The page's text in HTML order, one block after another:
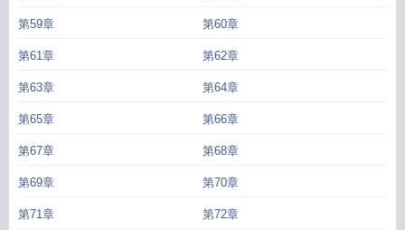
第59章 第60章
第61章 第62章
第63章 第64章
第65章 第66章
第67章 第68章
第69章 第70章
第71章 第72章